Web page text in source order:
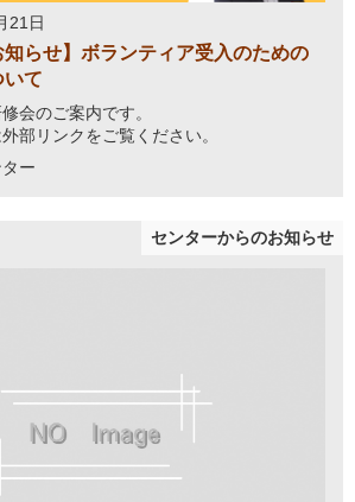
21日
知らせ】ボランティア受入のための
いて
会のご案内です。
部リンクをご覧ください。
ー
センターからのお知らせ